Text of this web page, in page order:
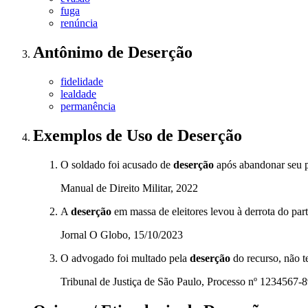
fuga
renúncia
Antônimo de Deserção
fidelidade
lealdade
permanência
Exemplos de Uso de Deserção
O soldado foi acusado de deserção após abandonar
Manual de Direito Militar, 2022
A deserção em massa de eleitores levou à derrota do
Jornal O Globo, 15/10/2023
O advogado foi multado pela deserção do recurso, não
Tribunal de Justiça de São Paulo, Processo nº 1234567-